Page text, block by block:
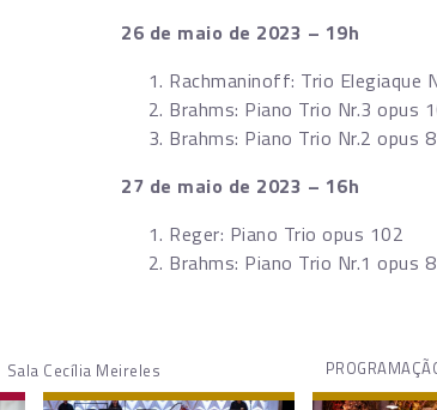
26 de maio de 2023 – 19h
Rachmaninoff: Trio Elegiaque
Brahms: Piano Trio Nr.3 opus
Brahms: Piano Trio Nr.2 opus
27 de maio de 2023 – 16h
Reger: Piano Trio opus 102
Brahms: Piano Trio Nr.1 opus 8
Sala Cecília Meireles